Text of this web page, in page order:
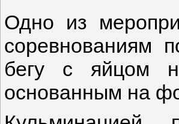
Одно из
соревнованиям
бегу с яйцом
основанным на